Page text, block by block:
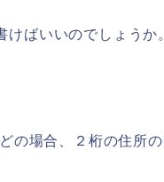
けばいいのでしょうか
の場合、２桁の住所